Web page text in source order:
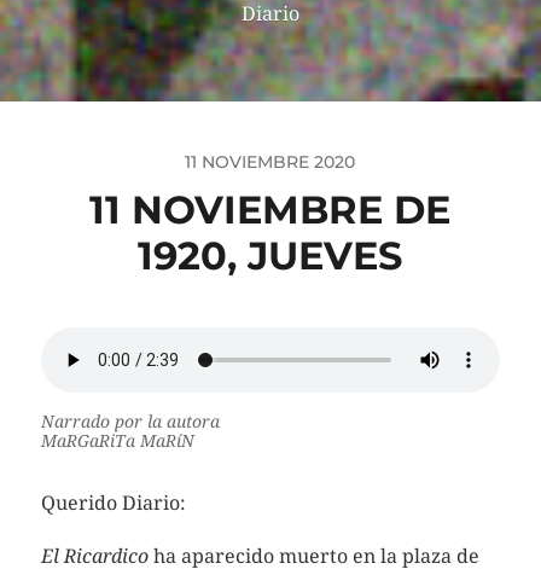
Diario
11 NOVIEMBRE 2020
11 NOVIEMBRE DE
1920, JUEVES
Narrado por la autora
MaRGaRiTa MaRíN
Querido Diario:
El Ricardicoha aparecido muerto en la plaza de